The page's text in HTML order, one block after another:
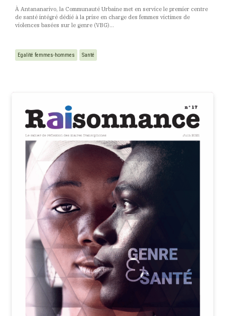
À Antananarivo, la Communauté Urbaine met en service le premier centre
de santé intégré dédié à la prise en charge des femmes victimes de
violences basées sur le genre (VBG)...
Egalité femmes-hommes Santé